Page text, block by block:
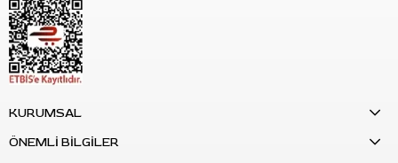
S: Çubuk uzunluğu ne kadardır?
C:Çubuk uzunluğu yaklaşık
KURUMSAL
ÖNEMLİ BİLGİLER